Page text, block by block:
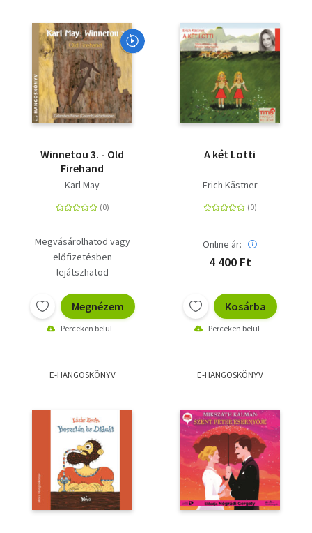
Winnetou 3. - Old
Firehand
Karl May
Megvásárolhatod vagy
előfizetésben
lejátszhatod
Megnézem
Perceken belül
A két Lotti
Erich Kästner
Online ár:
4 400 Ft
Kosárba
Perceken belül
E-HANGOSKÖNYV E-HANGOSKÖNYV